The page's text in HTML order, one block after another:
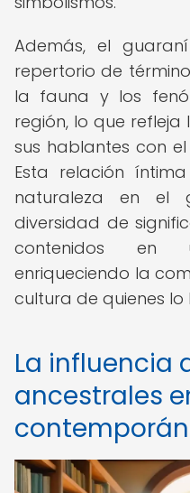
Además, el
repertorio de
la fauna y los
región, lo que
sus hablantes con
Esta relación
naturaleza en el
diversidad de
contenidos en
enriqueciendo la
cultura de quienes lo
La influencia
ancestrales